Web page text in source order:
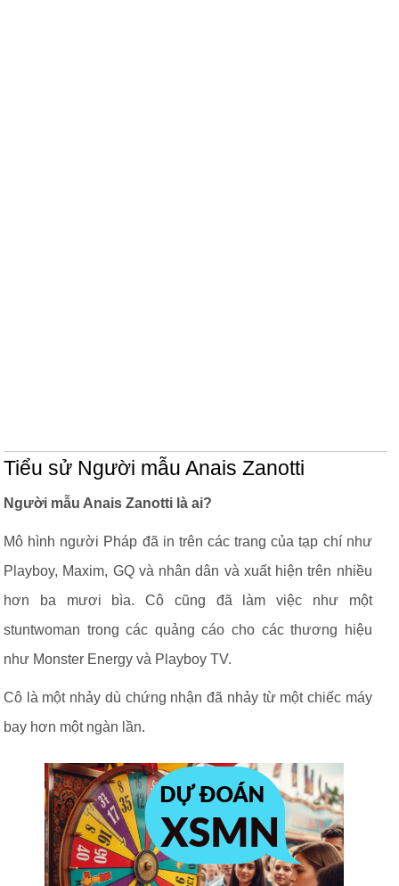
Tiểu sử Người mẫu Anais Zanotti
Người mẫu Anais Zanotti là ai?
Mô hình người Pháp đã in trên các trang của tạp chí như
Playboy, Maxim, GQ và nhân dân và xuất hiện trên nhiều
hơn ba mươi bìa. Cô cũng đã làm việc như một
stuntwoman trong các quảng cáo cho các thương hiệu
như Monster Energy và Playboy TV.
Cô là một nhảy dù chứng nhận đã nhảy từ một chiếc máy
bay hơn một ngàn lần.